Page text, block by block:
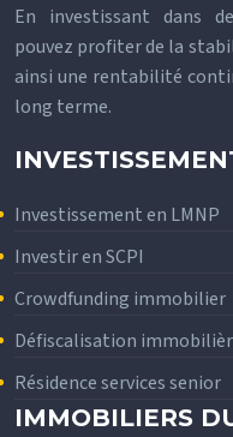
En investissant dans
pouvez profiter de la
ainsi une rentabilité
long terme.
Investissement en LMNP
Investir en SCPI
Crowdfunding immobilier
Défiscalisation
Résidence services senior
IMMOBILIERS